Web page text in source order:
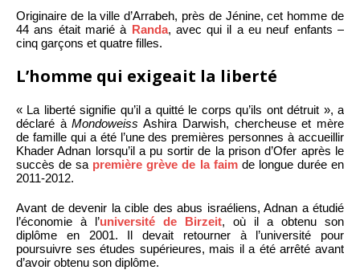
Originaire de la ville d’Arrabeh, près de Jénine, cet homme de
44 ans était marié à Randa, avec qui il a eu neuf enfants –
cinq garçons et quatre filles.
L’homme qui exigeait la liberté
« La liberté signifie qu’il a quitté le corps qu’ils ont détruit », a
déclaré àMondoweiss Ashira Darwish, chercheuse et mère
de famille qui a été l’une des premières personnes à accueillir
Khader Adnan lorsqu’il a pu sortir de la prison d’Ofer après le
succès de sa première grève de la faimde longue durée en
2011-2012.
Avant de devenir la cible des abus israéliens, Adnan a étudié
l’économie à l’université de Birzeit, où il a obtenu son
diplôme en 2001. Il devait retourner à l’université pour
poursuivre ses études supérieures, mais il a été arrêté avant
d’avoir obtenu son diplôme.